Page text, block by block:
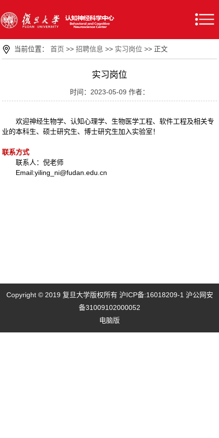
当前位置：首页 >>招聘信息 >> 实习岗位 >> 正文
实习岗位
时间：2023-05-09 作者：
欢迎神经生物学、认知心理学、生物医学工程、软件工程及相关专
业的本科生、硕士研究生、博士研究生加入实验室！
联系方式
联系人：倪老师
Email:yiling_ni@fudan.edu.cn
Copyright © 2019 复旦大学版权所有 沪ICP备:16018209-1 沪公网安
备31009102000052
电脑版